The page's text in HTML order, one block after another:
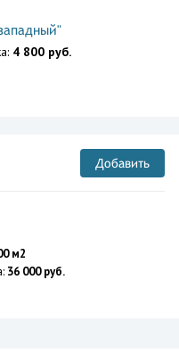
4 800 руб.
Добавить
м2
36 000 руб.